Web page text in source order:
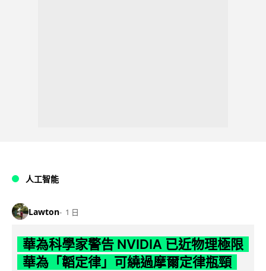
人工智能
Lawton 1 日
華為科學家警告 NVIDIA 已近物理極限
華為「韜定律」可繞過摩爾定律瓶頸